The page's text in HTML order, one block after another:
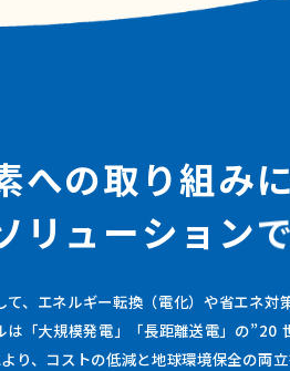
への取 り組みに
リ ュ ー シ ョ ンで
、エネルギー転換（電化）や省エネ対
は「大規模発電」「長距離送電」の
り、コストの低減と地球環境保全の両立